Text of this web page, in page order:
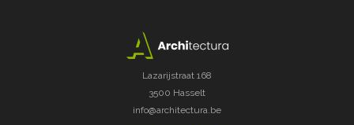
Lazarijstraat 168
3500 Hasselt
info@architectura.be